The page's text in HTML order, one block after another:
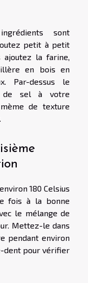
sont
petit à petit
ajoutez la farine,
en bois en
Par-dessus le
de sel à votre
de texture
180 Celsius
fois à la bonne
le mélange de
Mettez-le dans
pendant environ
dent pour vérifier